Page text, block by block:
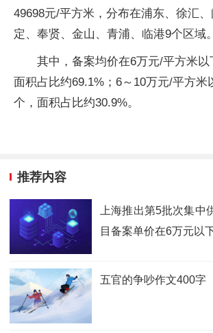
49698元/平方米，分布在浦东、徐汇
定、奉贤、金山、青浦、临港9个区域。
其中，备案均价在6万元/平方米以
面积占比约69.1%；6～10万元/平方米
个，面积占比约30.9%。
推荐内容
上海推出第5批次集中
目备案单价在6万元以
五官的争吵作文400字